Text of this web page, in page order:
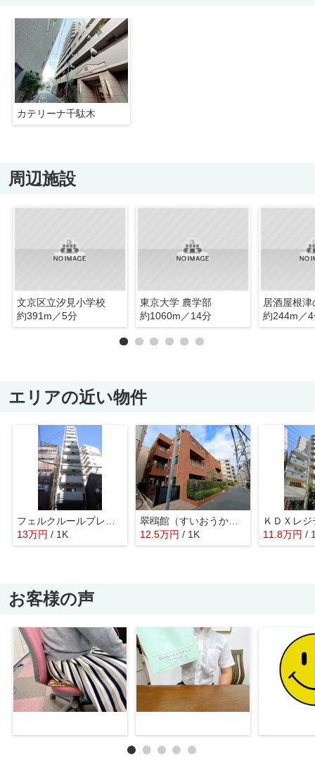
カテリーナ千駄木
周辺施設
文京区立汐見小学校
約391m／5分
東京大学 農学部
約1060m／14分
居酒屋根津
約244m／
エリアの近い物件
13万円 / 1K
翠鴎館（すいおうかん）
12.5万円 / 1K 11.8万円 /
お客様の声